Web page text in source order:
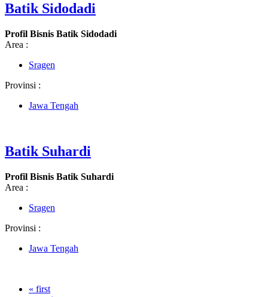
Batik Sidodadi
Profil Bisnis Batik Sidodadi
Area :
Sragen
Provinsi :
Jawa Tengah
Batik Suhardi
Profil Bisnis Batik Suhardi
Area :
Sragen
Provinsi :
Jawa Tengah
« first